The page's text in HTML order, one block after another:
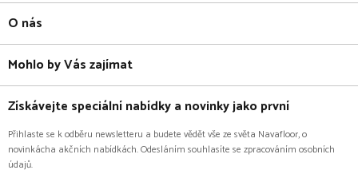
O nás
Mohlo by Vás zajímat
Získávejte speciální nabídky a novinky jako první
Přihlaste se k odběru newsletteru a budete vědět vše ze světa Navafloor, o
novinkácha akčních nabídkách. Odesláním souhlasíte se zpracováním osobních
údajů.